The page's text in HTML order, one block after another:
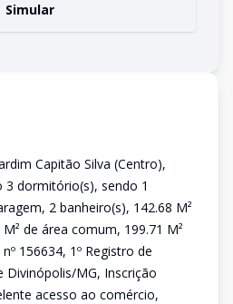
Simular
Capitão Silva (Centro),
dormitório(s), sendo 1
2 banheiro(s), 142.68 M²
de área comum, 199.71 M²
156634, 1º Registro de
Divinópolis/MG, Inscrição
acesso ao comércio,